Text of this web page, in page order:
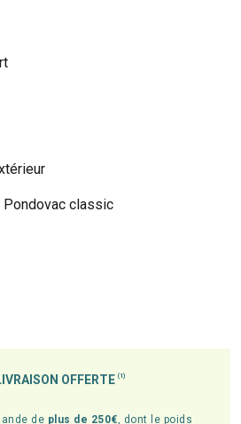
classic
OFFERTE (1)
de plus de 250€, dont le poids